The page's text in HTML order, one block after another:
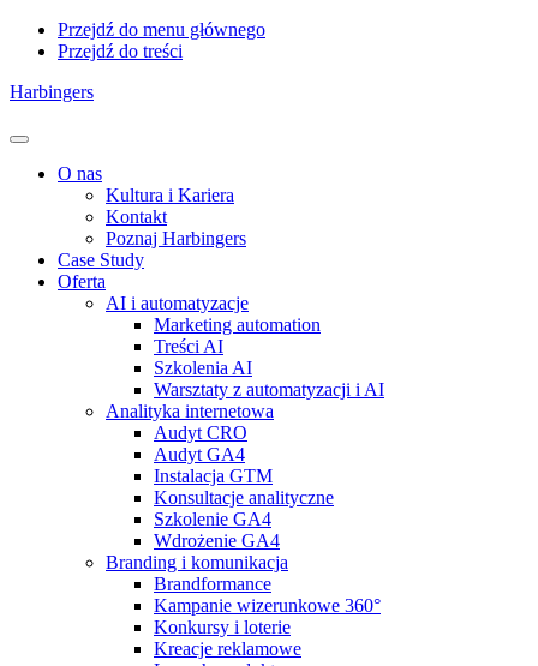
Przejdź do menu głównego
Przejdź do treści
Harbingers
Menu
O nas
Kultura i Kariera
Kontakt
Poznaj Harbingers
Case Study
Oferta
AI i automatyzacje
Marketing automation
Treści AI
Szkolenia AI
Warsztaty z automatyzacji i AI
Analityka internetowa
Audyt CRO
Audyt GA4
Instalacja GTM
Konsultacje analityczne
Szkolenie GA4
Wdrożenie GA4
Branding i komunikacja
Brandformance
Kampanie wizerunkowe 360°
Konkursy i loterie
Kreacje reklamowe